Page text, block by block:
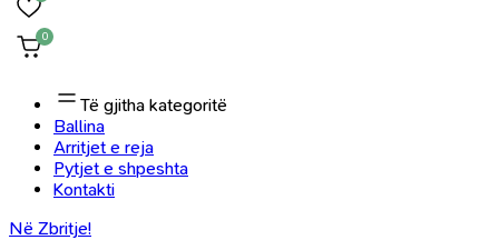
0
Të gjitha kategoritë
Ballina
Arritjet e reja
Pytjet e shpeshta
Kontakti
Në Zbritje!